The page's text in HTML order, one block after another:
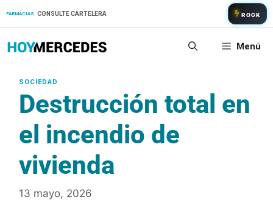
FARMACIAS: CONSULTE CARTELERA ROCK
Menú
Destrucción total en
el incendio de
vivienda
13 mayo, 2026